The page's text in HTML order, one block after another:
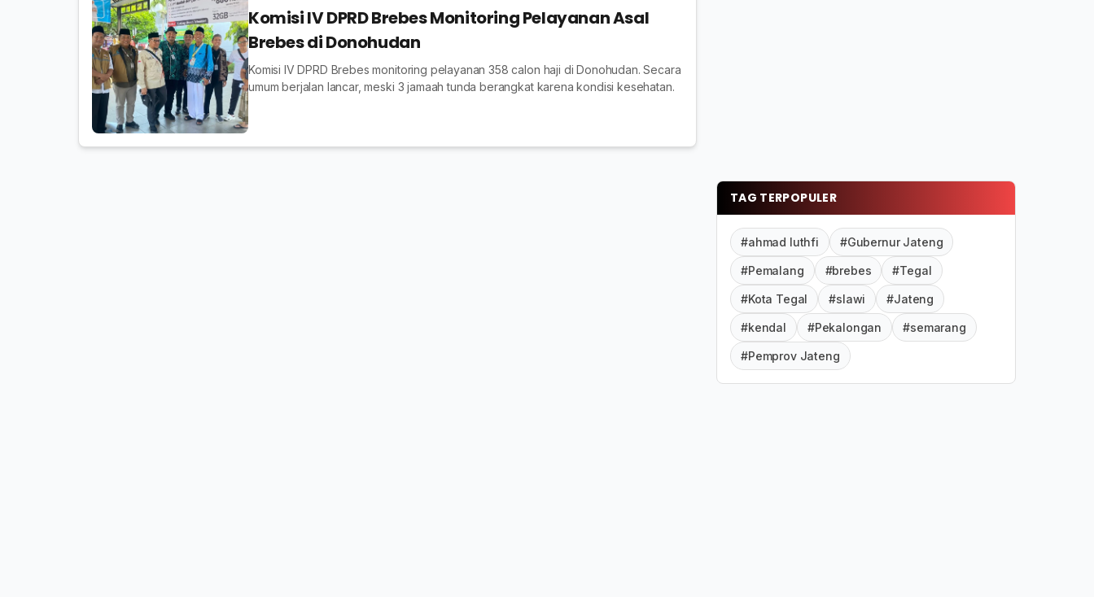
Komisi IV DPRD Brebes Monitoring Pelayanan Asal
Brebes di Donohudan
Komisi IV DPRD Brebes monitoring pelayanan 358 calon haji di Donohudan. Secara
umum berjalan lancar, meski 3 jamaah tunda berangkat karena kondisi kesehatan.
TAG TERPOPULER
#ahmad luthfi #Gubernur Jateng
#Pemalang #brebes #Tegal
#Kota Tegal #slawi #Jateng
#kendal #Pekalongan #semarang
#Pemprov Jateng